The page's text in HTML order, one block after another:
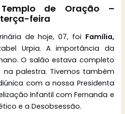
de Oração –
feira
de hoje, 07, foi Família,
Urpia. A importância da
O salão estava completo
palestra. Tivemos também
com a nossa Presidenta
Infantil com Fernanda e
e a Desobsessão.